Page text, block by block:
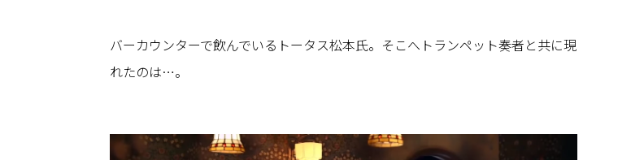
バーカウンターで飲んでいるトータス松本氏。そこへトランペット奏者と共に現
れたのは…。